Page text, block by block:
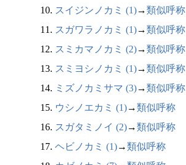
10. スイジンノカミ (1)→類似呼称
11. スガワラノカミ (1)→類似呼称
12. スミカマノカミ (2)→類似呼称
13. スミヨシノカミ (1)→類似呼称
14. ミズノカミサマ (3)→類似呼称
15. ウシノエカミ (1)→類似呼称
16. スガタミノイ (2)→類似呼称
17. ヘビノカミ (1)→類似呼称